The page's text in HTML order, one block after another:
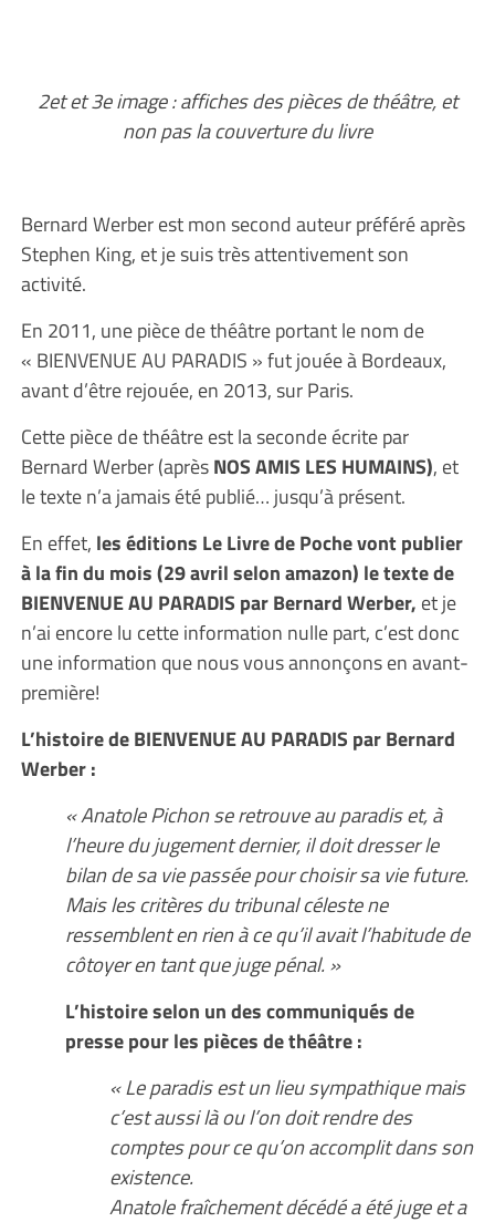
2et et 3e image : affiches des pièces de théâtre, et
non pas la couverture du livre
Bernard Werber est mon second auteur préféré après
Stephen King, et je suis très attentivement son
activité.
En 2011, une pièce de théâtre portant le nom de
« BIENVENUE AU PARADIS » fut jouée à Bordeaux,
avant d’être rejouée, en 2013, sur Paris.
Cette pièce de théâtre est la seconde écrite par
Bernard Werber (aprèsNOS AMIS LES HUMAINS), et
le texte n’a jamais été publié… jusqu’à présent.
En effet, les éditions Le Livre de Poche vont publier
à la fin du mois (29 avril selon amazon) le texte de
BIENVENUE AU PARADIS par Bernard Werber, et je
n’ai encore lu cette information nulle part, c’est donc
une information que nous vous annonçons en avant-
première!
L’histoire de BIENVENUE AU PARADIS par Bernard
Werber :
« Anatole Pichon se retrouve au paradis et, à
l’heure du jugement dernier, il doit dresser le
bilan de sa vie passée pour choisir sa vie future.
Mais les critères du tribunal céleste ne
ressemblent en rien à ce qu’il avait l’habitude de
côtoyer en tant que juge pénal. »
L’histoire selon un des communiqués de
presse pour les pièces de théâtre :
« Le paradis est un lieu sympathique mais
c’est aussi là ou l’on doit rendre des
comptes pour ce qu’on accomplit dans son
existence.
Anatole fraîchement décédé a été juge et a